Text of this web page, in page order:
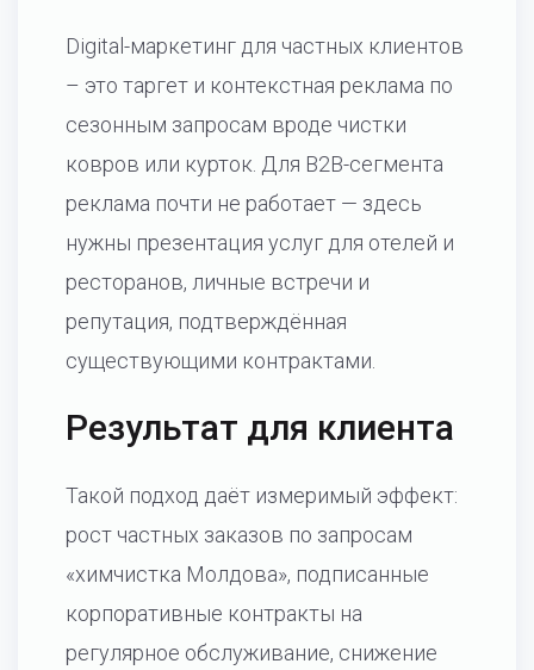
Digital-маркетинг для частных клиентов
– это таргет и контекстная реклама по
сезонным запросам вроде чистки
ковров или курток. Для B2B-сегмента
реклама почти не работает — здесь
нужны презентация услуг для отелей и
ресторанов, личные встречи и
репутация, подтверждённая
существующими контрактами.
Результат для клиента
Такой подход даёт измеримый эффект:
рост частных заказов по запросам
«химчистка Молдова», подписанные
корпоративные контракты на
регулярное обслуживание, снижение